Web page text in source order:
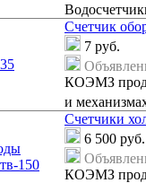
Счетчик
7 руб.
КОЭМЗ
и
Счетчики
6 500 руб.
КОЭМЗ